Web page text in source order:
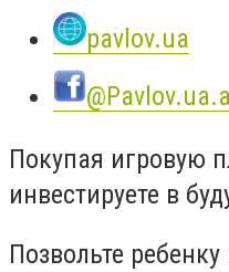
pavlov.ua
Покупая игровую
инвестируете в
Позвольте